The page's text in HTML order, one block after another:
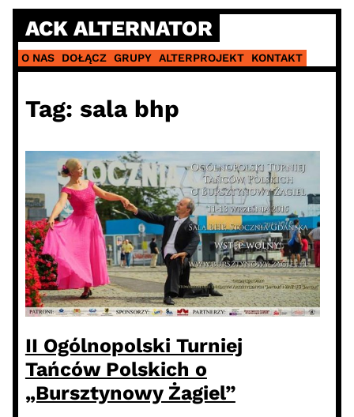
Skip
content
ACK ALTERNATOR
O NAS DOŁĄCZ GRUPY ALTERPROJEKT KONTAKT
Tag: sala bhp
II Ogólnopolski Turniej
Tańców Polskich o
„Bursztynowy Żagiel”